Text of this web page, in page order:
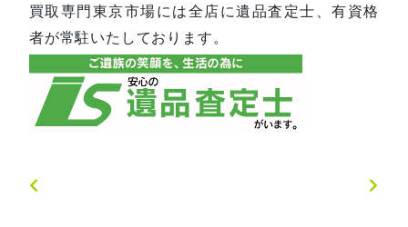
買取専門東京市場には全店に遺品査定士、有資格
者が常駐いたしております。